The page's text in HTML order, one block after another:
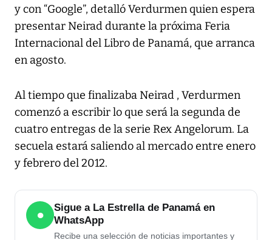
y con “Google”, detalló Verdurmen quien espera
presentar Neirad durante la próxima Feria
Internacional del Libro de Panamá, que arranca
en agosto.
Al tiempo que finalizaba Neirad , Verdurmen
comenzó a escribir lo que será la segunda de
cuatro entregas de la serie Rex Angelorum. La
secuela estará saliendo al mercado entre enero
y febrero del 2012.
●
Sigue a La Estrella de Panamá en
WhatsApp
Recibe una selección de noticias importantes y